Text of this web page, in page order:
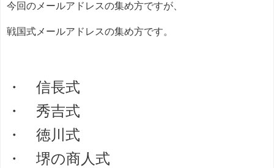
今回のメールアドレスの集め方ですが、
戦国式メールアドレスの集め方です。
・ 信長式
・ 秀吉式
・ 徳川式
・ 堺の商人式